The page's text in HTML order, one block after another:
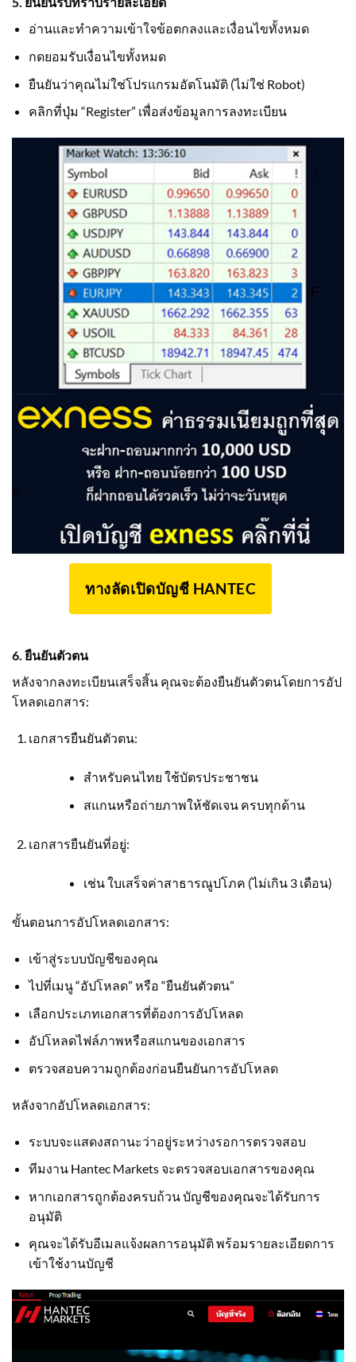
อ่านและทำความเข้าใจข้อตกลงและเงื่อนไขทั้งหมด
กดยอมรับเงื่อนไขทั้งหมด
ยืนยันว่าคุณไม่ใช่โปรแกรมอัตโนมัติ (ไม่ใช่ Robot)
คลิกที่ปุ่ม “Register” เพื่อส่งข้อมูลการลงทะเบียน
ทางลัดเปิดบัญชี HANTEC
6. ยืนยันตัวตน
หลังจากลงทะเบียนเสร็จสิ้น คุณจะต้องยืนยันตัวตนโดยการอัป
โหลดเอกสาร:
เอกสารยืนยันตัวตน:
สำหรับคนไทย ใช้บัตรประชาชน
สแกนหรือถ่ายภาพให้ชัดเจน ครบทุกด้าน
เอกสารยืนยันที่อยู่:
เช่น ใบเสร็จค่าสาธารณูปโภค (ไม่เกิน 3 เดือน)
ขั้นตอนการอัปโหลดเอกสาร:
เข้าสู่ระบบบัญชีของคุณ
ไปที่เมนู “อัปโหลด” หรือ “ยืนยันตัวตน”
เลือกประเภทเอกสารที่ต้องการอัปโหลด
อัปโหลดไฟล์ภาพหรือสแกนของเอกสาร
ตรวจสอบความถูกต้องก่อนยืนยันการอัปโหลด
หลังจากอัปโหลดเอกสาร:
ระบบจะแสดงสถานะว่าอยู่ระหว่างรอการตรวจสอบ
ทีมงาน Hantec Markets จะตรวจสอบเอกสารของคุณ
หากเอกสารถูกต้องครบถ้วน บัญชีของคุณจะได้รับการ
อนุมัติ
คุณจะได้รับอีเมลแจ้งผลการอนุมัติ พร้อมรายละเอียดการ
เข้าใช้งานบัญชี